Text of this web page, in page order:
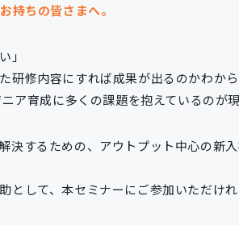
持ちの皆さまへ。
」
研修内容にすれば成果が出るのかわから
ア育成に多くの課題を抱えているのが現
決するための、アウトプット中心の新
として、本セミナーにご参加いただけれ